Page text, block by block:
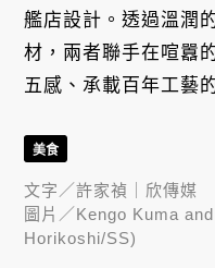
艦店設計。透過溫潤
材，兩者聯手在喧囂
五感、承載百年工藝
美食
文字／許家禎｜欣傳媒
圖片／Kengo Kuma
Horikoshi/SS)